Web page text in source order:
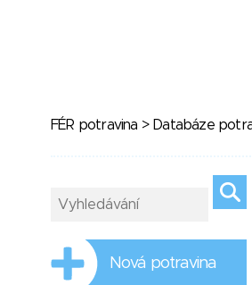
FÉR potravina > Databáze
Nová potravina